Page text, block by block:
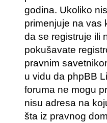
godina. Ukoliko
primenjuje na vas
da se registruje ili
pokušavate
pravnim
u vidu da phpBB
foruma ne mogu
nisu adresa na
šta iz pravnog